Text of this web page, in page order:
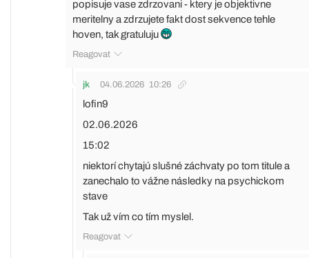
popisuje vase zdrzovani - ktery je objektivne
meritelny a zdrzujete fakt dost sekvence tehle
hoven, tak gratuluju
Reagovat
jk 04.06.2026 10:26
lofin9
02.06.2026
15:02
niektorí chytajú slušné záchvaty po tom titule a
zanechalo to vážne následky na psychickom
stave
Tak už vím co tím myslel.
Reagovat